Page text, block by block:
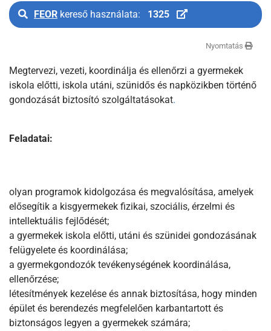
FEOR kereső használata: 1325
Nyomtatás
Megtervezi, vezeti, koordinálja és ellenőrzi a gyermekek
iskola előtti, iskola utáni, szünidős és napközikben történő
gondozását biztosító szolgáltatásokat.
Feladatai:
olyan programok kidolgozása és megvalósítása, amelyek
elősegítik a kisgyermekek fizikai, szociális, érzelmi és
intellektuális fejlődését;
a gyermekek iskola előtti, utáni és szünidei gondozásának
felügyelete és koordinálása;
a gyermekgondozók tevékenységének koordinálása,
ellenőrzése;
létesítmények kezelése és annak biztosítása, hogy minden
épület és berendezés megfelelően karbantartott és
biztonságos legyen a gyermekek számára;